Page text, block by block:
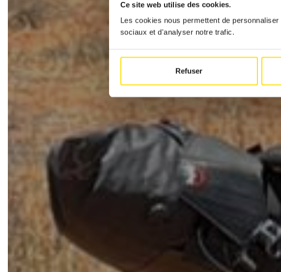
Ce site web utilise des cookies.
Les cookies nous permettent de
sociaux et d'analyser notre trafic.
Refuser